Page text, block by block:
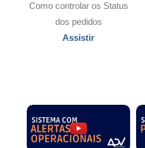
Como controlar os Status
dos pedidos
Assistir